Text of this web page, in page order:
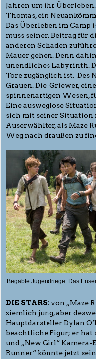
Jahren um ihr
Thomas, ein
Das Überleben im Camp
muss seinen Beitrag für
anderen Schaden
Mauer gehen. Denn
unendliches Labyrinth.
Tore zugänglich ist. Des
Grauen. Die Griewer,
spinnenartigen Wesen,
Eine ausweglose
sich mit seiner Situation
Auserwählter, als Maze
Weg nach draußen zu
Begabte Jugendriege: Das
DIE STARS: von „Maze
ziemlich jung, aber
Hauptdarsteller Dylan
beachtliche Figur; er hat
und „New Girl“ Kamera-
Runner“ könnte jetzt